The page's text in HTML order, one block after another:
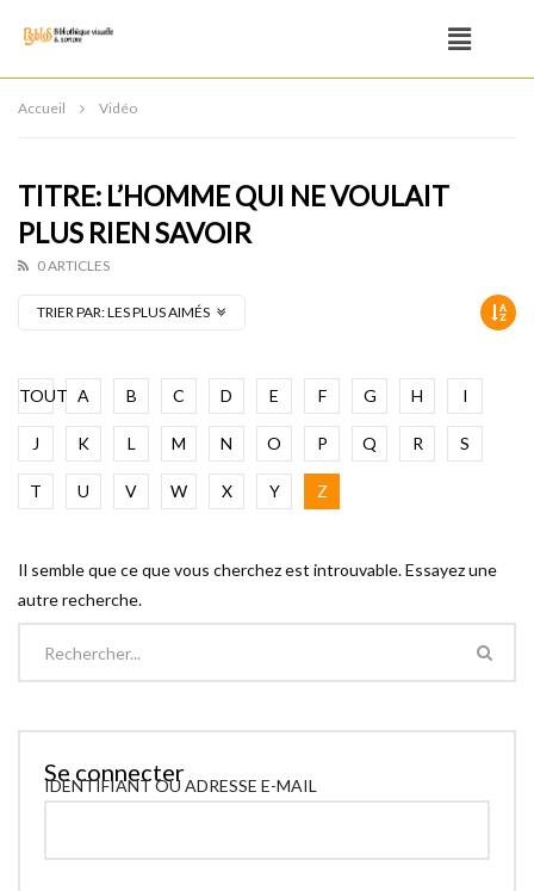
Accueil Vidéo
TITRE: L’HOMME QUI NE VOULAIT
PLUS RIEN SAVOIR
0 ARTICLES
TRIER PAR:LES PLUS AIMÉS
TOUT A B C D E F G H I
J K L M N O P Q R S
T U V W X Y Z
Il semble que ce que vous cherchez est introuvable. Essayez une
autre recherche.
Se connecter
IDENTIFIANT OU ADRESSE E-MAIL